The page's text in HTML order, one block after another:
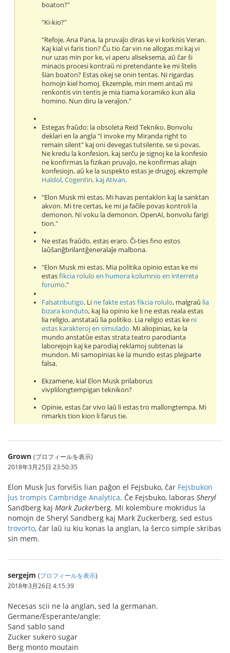
boaton?"
"Ki-kio?"
"Refoje, Ana Pana, la pruvaĵo diras ke vi korkisis Veran.
Kaj kial vi faris tion? Ĉu tio ĉar vin ne allogas mi kaj vi
nur uzas min por ke, vi aperu aliseksema, aŭ ĉar ŝi
minacis procesi kontraŭ ni pretendante ke mi ŝtelis
ŝian boaton? Estas okej se onin tentas. Ni rigardas
homojn kiel homoj. Ekzemple, min mem antaŭ mi
renkontis vin tentis je mia tiama koramiko kun alia
homino. Nun diru la veraĵon."
Estegas fraŭdo: la obsoleta Reid Tekniko. Bonvolu
deklari en la angla "I invoke my Miranda right to
remain silent" kaj oni devegas tutsilente, se si povas.
Ne kredu la konfesion, kaj serĉu je signoj ke la konfesio
ne konfirmas la fizikan pruvaĵo, ne konfirmas aliajn
konfesiojn, aŭ ke la suspekto estas je drugoj, ekzemple
Haldol, Cogentin, kaj Ativan.
"Elon Musk mi estas. Mi havas pentaklon kaj la sanktan
akvon. Mi tre certas, ke mi ja faĉile povas kontroli la
demonon. Ni voku la demonon. OpenAI, bonvolu farigi
tion."
Ne estas fraŭdo, estas eraro. Ĉi-ties fino estos
laŭŝanĝbrilantĝeneralaĵe malbona.
"Elon Musk mi estas. Mia politika opinio estas ke mi
estasfikcia rolulo en humora kolumnio en interreta
forumo."
Falsatributigo. Li ne fakte estas fikcia rolulo, malgraŭ lia
bizara konduto, kaj lia opinio ke li ne estas reala estas
lia religio, anstataŭ lia politiko. Lia religio estas ke ni
estas karakteroj en simulado. Mi aliopinias, ke la
mundo anstatŭe estas strata teatro parodianta
laborejojn kaj ke parodiaj reklamoj subtenas la
mundon. Mi samopinias ke la mundo estas plejparte
falsa.
Ekzamene, kial Elon Musk prilaborus
vivplilongtempigan teknikon?
Opinie, estas ĉar vivo laŭ li estas tro mallongtempa. Mi
rimarkis tion kion li farus tie.
Grown (プロフィールを表示)
2018年3月25日 23:50:35
Elon Musk ĵus forviŝis lian paĝon el Fejsbuko, ĉar Fejsbukon
ĵus trompis Cambridge Analytica. Ĉe Fejsbuko, laboras Sheryl
Sandberg kaj Mark Zuckerberg. Mi kolembure mokridus la
nomojn de Sheryl Sandberg kaj Mark Zuckerberg, sed estus
trovorto, ĉar laŭ iu kiu konas la anglan, la ŝerco simple skribas
sin mem.
sergejm (プロフィールを表示)
2018年3月26日 4:15:39
Necesas scii ne la anglan, sed la germanan.
Germane/Esperante/angle:
Sand sablo sand
Zucker sukero sugar
Berg monto moutain